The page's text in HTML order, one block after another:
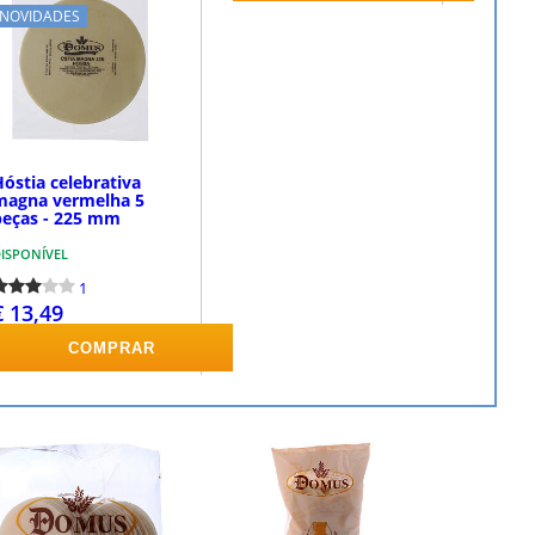
NOVIDADES
celebrativa
vermelha 5
- 225 mm
1
13,49
COMPRAR